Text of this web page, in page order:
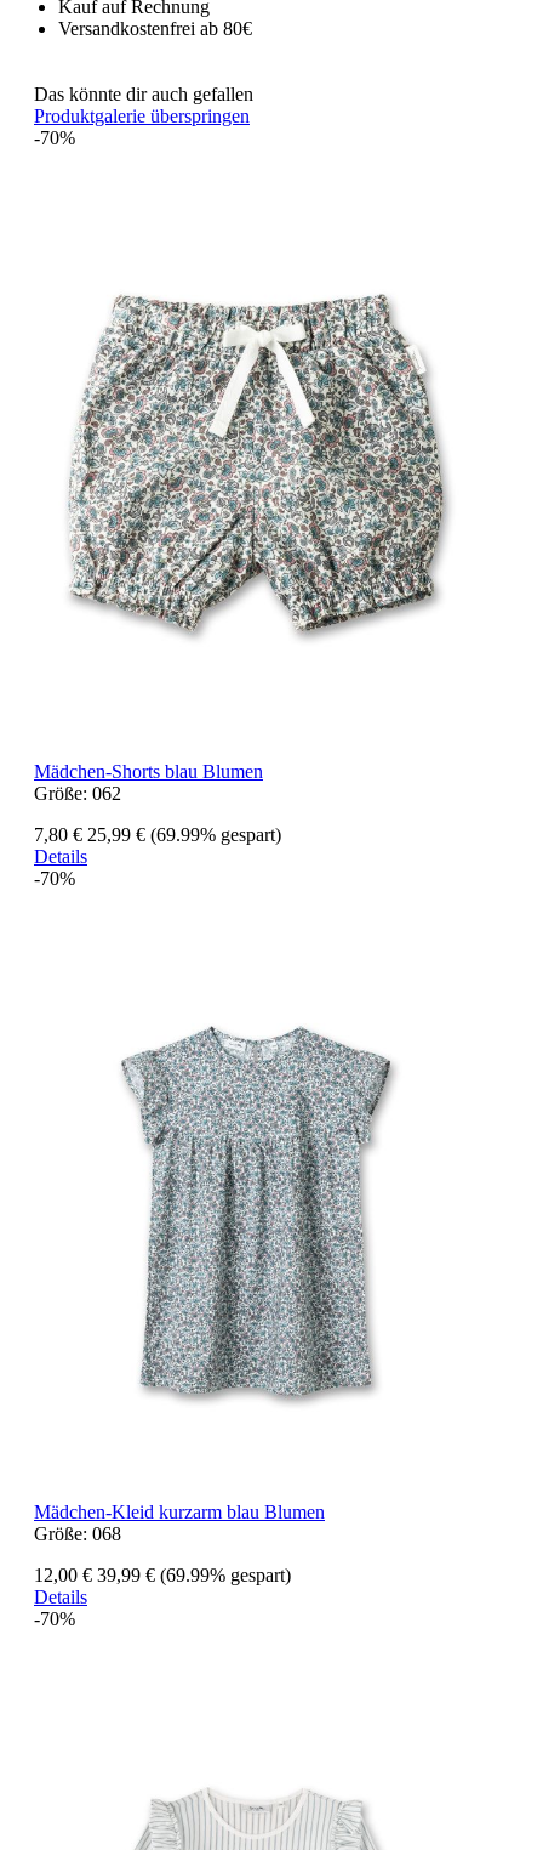
Kauf auf Rechnung
Versandkostenfrei ab 80€
Das könnte dir auch gefallen
Produktgalerie überspringen
-70%
Mädchen-Shorts blau Blumen
Größe: 062
7,80 € 25,99 € (69.99% gespart)
Details
-70%
Mädchen-Kleid kurzarm blau Blumen
Größe: 068
12,00 € 39,99 € (69.99% gespart)
Details
-70%